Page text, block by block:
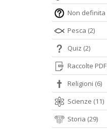
Non definita
Pesca (2)
Quiz (2)
Raccolte PDF
Religioni (6)
Scienze (11)
Storia (29)